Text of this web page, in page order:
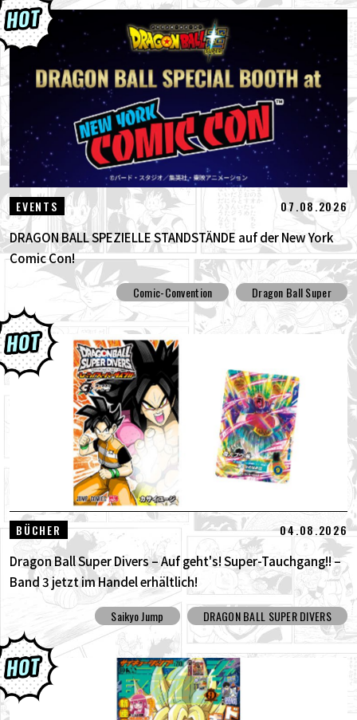
EVENTS 07.08.2026
DRAGON BALL SPEZIELLE STANDSTÄNDE auf der New York
Comic Con!
Comic-Convention Dragon Ball Super
BÜCHER 04.08.2026
Dragon Ball Super Divers – Auf geht's! Super-Tauchgang!! –
Band 3 jetzt im Handel erhältlich!
Saikyo Jump DRAGON BALL SUPER DIVERS